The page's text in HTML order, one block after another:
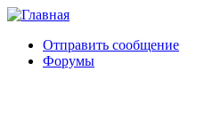
Отправить сообщение
Форумы